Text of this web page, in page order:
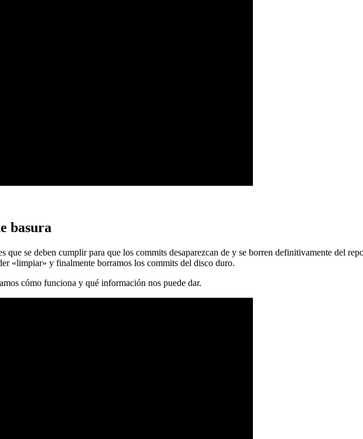
basura
que se deben cumplir para que los commits desaparezcan de y se borren definitivamente del
«limpiar» y finalmente borramos los commits del disco duro.
cómo funciona y qué información nos puede dar.